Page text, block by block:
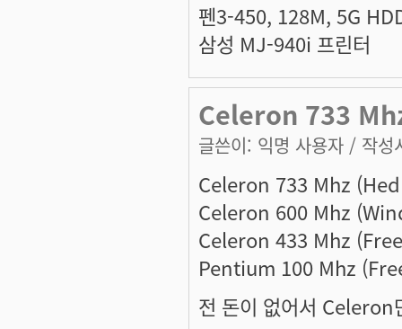
펜3-450, 128M, 5G
삼성 MJ-940i 프린터
Celeron 733
글쓴이: 익명 사용자 / 작성
Celeron 733 Mhz
Celeron 600 Mhz
Celeron 433 Mhz
Pentium 100 Mhz
전 돈이 없어서 Celeron